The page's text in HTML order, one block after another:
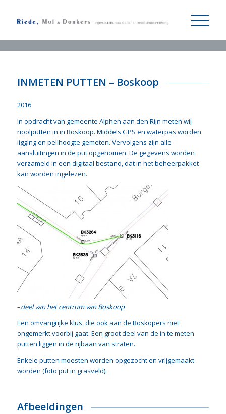
INMETEN PUTTEN – Boskoop
2016
In opdracht van gemeente Alphen aan den Rijn meten wij
rioolputten in in Boskoop. Middels GPS en waterpas worden
ligging en peilhoogte gemeten. Vervolgens zijn alle
aansluitingen in de put opgenomen. De gegevens worden
verzameld in een digitaal bestand, dat in het beheerpakket
kan worden ingelezen.
–deel van het centrum van Boskoop
Een omvangrijke klus, die ook aan de Boskopers niet
ongemerkt voorbij gaat. Een groot deel van de in te meten
putten liggen in de rijbaan van straten.
Enkele putten moesten worden opgezocht en vrijgemaakt
worden (foto put in grasveld).
Afbeeldingen